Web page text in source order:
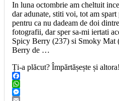
In luna octombrie am cheltuit
dar adunate, stiti voi, tot am
pentru ca nu dadeam de doi
fotografii, dar sper sa-mi iertati
Spicy Berry (237) si Smoky Mat
Berry de …
Ți-a plăcut? Împărtășește și altora!
Facebook
WhatsApp